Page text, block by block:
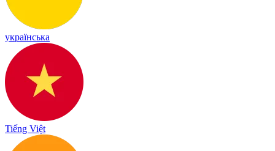
українська
Tiếng Việt